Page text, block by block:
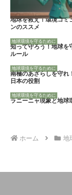
地球を救え！環境コミ
ンのススメ
地球環境を守るために
知って守ろう！地球を
ルール
地球環境を守るために
南極のあざらしを守れ
日本の役割
地球環境を守るために
ラニーニャ現象と地球
ホーム 地